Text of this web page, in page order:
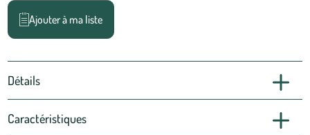
Ajouter à ma liste
Détails
Caractéristiques